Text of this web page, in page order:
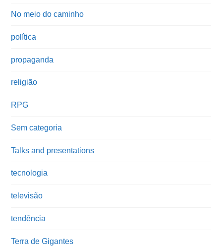
No meio do caminho
política
propaganda
religião
RPG
Sem categoria
Talks and presentations
tecnologia
televisão
tendência
Terra de Gigantes